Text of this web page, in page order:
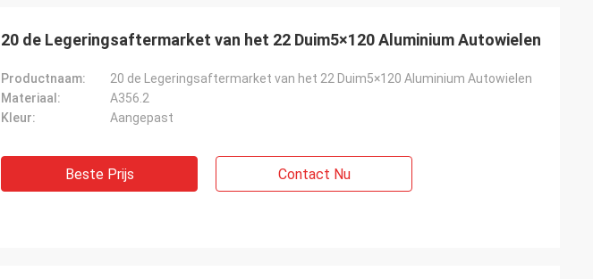
20 de Legeringsaftermarket van het 22 Duim5×120 Aluminium Autowielen
Productnaam:
20 de Legeringsaftermarket van het 22 Duim5×120 Aluminium Autowielen
Materiaal:
A356.2
Kleur:
Aangepast
Beste Prijs Contact Nu